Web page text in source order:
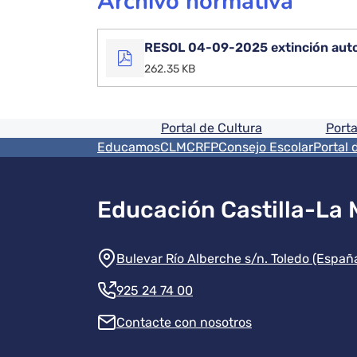
RESOL 04-09-2025 extinción
262.35 KB
Pie de pagina
Portal de Cultura
Menú del pie
EducamosCLMCRFPConsejo EscolarPortal
Educación Castilla-La
Información de la
Bulevar Río Alberche s/n. Toledo
925 24 74 00
Contacte con nosotros